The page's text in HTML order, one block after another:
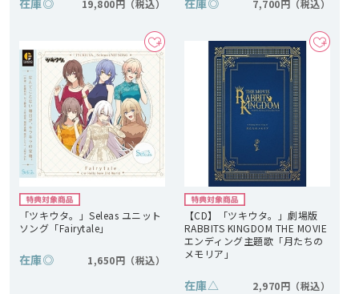
在庫◎ 19,800円 在庫◎ 7,700円
「ツキウタ。」Seleas ユニット
ソング「Fairytale」
在庫◎ 1,650円
【CD】「ツキウタ。」劇場版
RABBITS KINGDOM THE MOVIE
エンディング主題歌「月たちの
メモリア」
在庫△ 2,970円